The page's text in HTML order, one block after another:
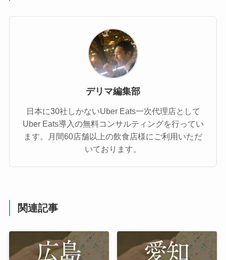
デリマ編集部
日本に30社しかないUber Eats一次代理店として
Uber Eats導入の無料コンサルティングを行ってい
ます。月間60店舗以上の飲食店様にご利用いただ
いております。
関連記事